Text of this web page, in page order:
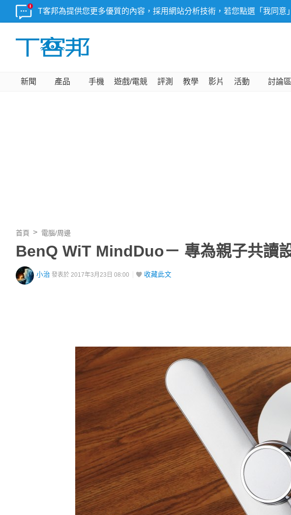
T客邦為提供您更多優質的內容，採用網站分析技術，若您點選「我同
新聞 產品 手機 遊戲/電競 評測 教學 影片 活動 討論區
首頁 電腦/周邊
BenQ WiT MindDuo－ 專為親子共讀
小治 發表於 2017年3月23日 08:00 收藏此文